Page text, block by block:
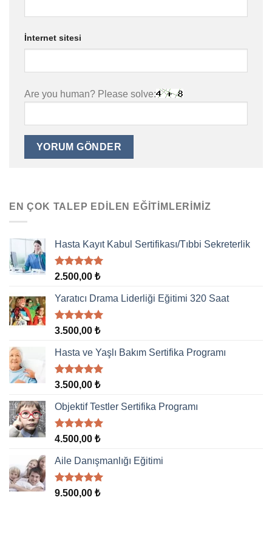
İnternet sitesi
Are you human? Please solve:
EN ÇOK TALEP EDILEN EĞITIMLERIMIZ
Hasta Kayıt Kabul Sertifikası/Tıbbi Sekreterlik
5 üzerinden
aldı
2.500,00 ₺
Yaratıcı Drama Liderliği Eğitimi 320 Saat
5 üzerinden
aldı
3.500,00 ₺
Hasta ve Yaşlı Bakım Sertifika Programı
5 üzerinden
aldı
3.500,00 ₺
Objektif Testler Sertifika Programı
5 üzerinden
aldı
4.500,00 ₺
Aile Danışmanlığı Eğitimi
5 üzerinden
9.500,00 ₺